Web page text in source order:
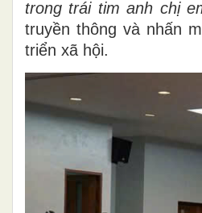
trong trái tim anh chị
truyền thông và nhấn
triển xã hội.